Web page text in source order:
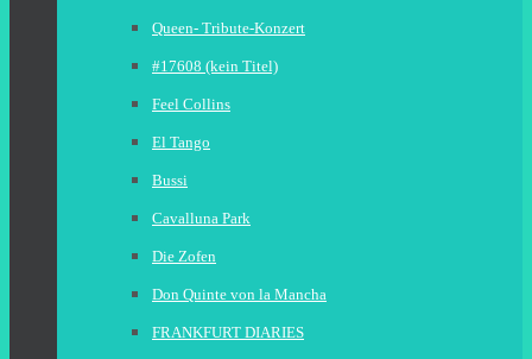
Queen- Tribute-Konzert
#17608 (kein Titel)
Feel Collins
El Tango
Bussi
Cavalluna Park
Die Zofen
Don Quinte von la Mancha
FRANKFURT DIARIES